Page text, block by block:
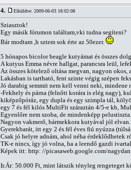
4. Elküldve: 2009-06-03 18:02:08
Sziasztok!
Egy másik fórumon találtam,vki tudna segíteni?
Bár modtam ,h sztem sok érte az 50ezer.
5 hónapos bicolor beagle kutyámat és összes
A kutyus Emma névre hallgat, parancsra leül,
Az összes kötelező oltása megvan, nagyon okos,
Lakásban is tartható, fent szinte végig szépen
Jó darabig semmit nem kell venni neki, mindene
-Fekhely és párna (felnőtt korára is elég nagy),
kiképzőpóráz, egy dupla és egy szimpla tál,
egy 7 és fél kilós MultiFit száraztán 4/5-e kb,
Egyenlőre nem szoba, de mindenképp
Nagyon vakmerő, bármekkora kutyával jól elvan.
Gyerekbarát, itt egy 2 és fél éves fiú nyúzza
Csak jó helyre adnám, ahol néha érdeklődhetek
TK-e nincs, így jó volna, ha a leendő gazdi
Képek itt: http: //picasaweb.google.com/
Ir.Ár: 50.000 Ft, mint látszik tényleg rengeteget